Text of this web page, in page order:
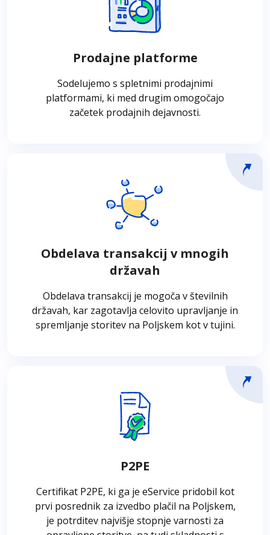
Prodajne platforme
Sodelujemo s spletnimi prodajnimi
platformami, ki med drugim omogočajo
začetek prodajnih dejavnosti.
Sodelujemo s spletnimi prodajnimi
platformami, ki med drugim omogočajo hiter
Obdelava transakcij v mnogih
državah
Obdelava transakcij je mogoča v številnih
državah, kar zagotavlja celovito upravljanje in
spremljanje storitev na Poljskem kot v tujini.
Obdelava transakcij v mnogih
Naše plačilne rešitve omogočajo obdelavo
celovito upravljanje in spremljanje storitev,
lažjo izvedbo plačil in najvišjo kakovost
P2PE
Certifikat P2PE, ki ga je eService pridobil kot
prvi posrednik za izvedbo plačil na Poljskem,
je potrditev najvišje stopnje varnosti za
P2PE
Certifikat P2PE (Point to Point Encryption –
šifriranje »točka-točka«), ki ga je eService
na Poljskem, je jamstvo za najvišjo raven
certifikatom P2PE za stranke, ki uporabljajo
naše plačilne storitve, prinašajo prihranke pri
primerljivi ravni varnosti plačil in skladnosti s